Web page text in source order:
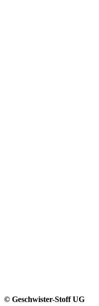
© Geschwister-Stoff UG